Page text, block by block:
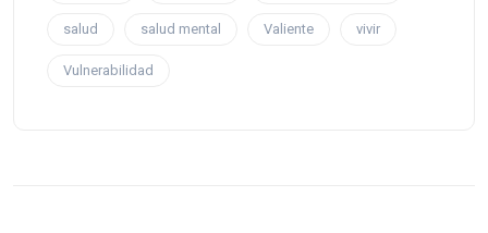
salud salud mental Valiente vivir
Vulnerabilidad